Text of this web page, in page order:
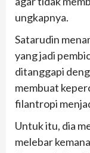
ungkapnya.
Satarudin
yang jadi
ditanggapi
membuat
filantropi
Untuk itu, dia
melebar